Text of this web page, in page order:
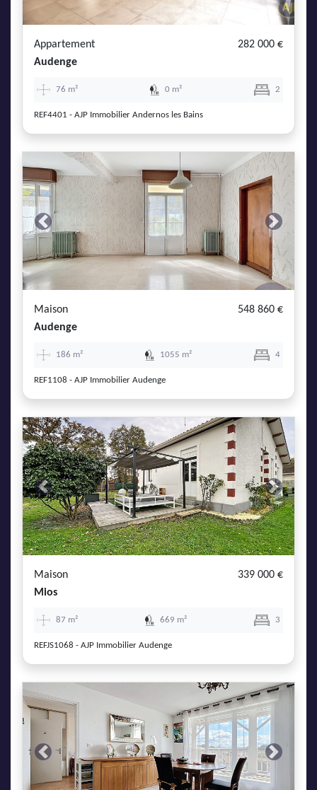
Appartement
282 000 €
Audenge
76 m² 0 m² 2
REF4401 - AJP Immobilier Andernos les Bains
Previous Next
Maison
548 860 €
Audenge
186 m² 1055 m² 4
REF1108 - AJP Immobilier Audenge
Previous Next
Maison
339 000 €
Mios
87 m² 669 m² 3
REFJS1068 - AJP Immobilier Audenge
Previous Next